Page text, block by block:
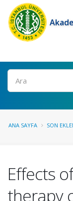
Ara
ANA SAYFA SON
Effects
therapy